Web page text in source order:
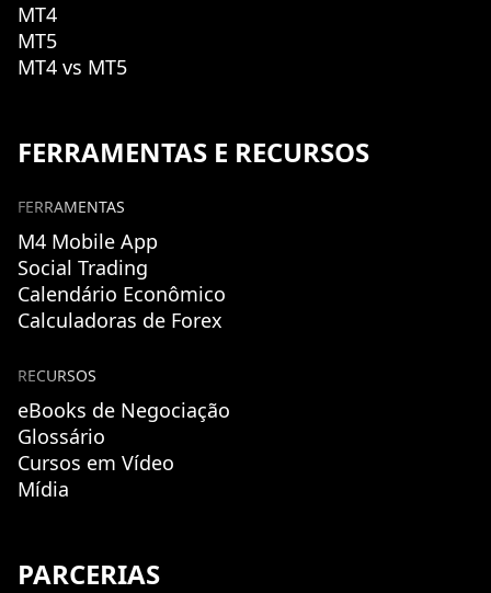
MT4
MT5
MT4 vs MT5
FERRAMENTAS E RECURSOS
FERRAMENTAS
M4 Mobile App
Social Trading
Calendário Econômico
Calculadoras de Forex
RECURSOS
eBooks de Negociação
Glossário
Cursos em Vídeo
Mídia
PARCERIAS